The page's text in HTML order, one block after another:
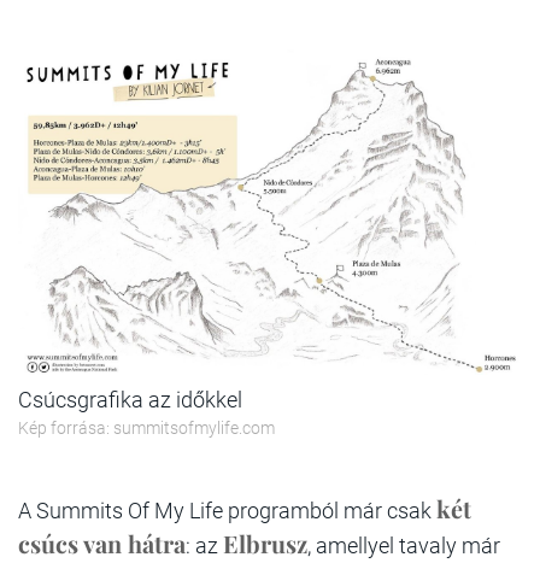
Csúcsgrafika az időkkel
Kép forrása: summitsofmylife.com
A Summits Of My Life programból már csakkét
csúcs van hátra: az Elbrusz, amellyel tavaly már